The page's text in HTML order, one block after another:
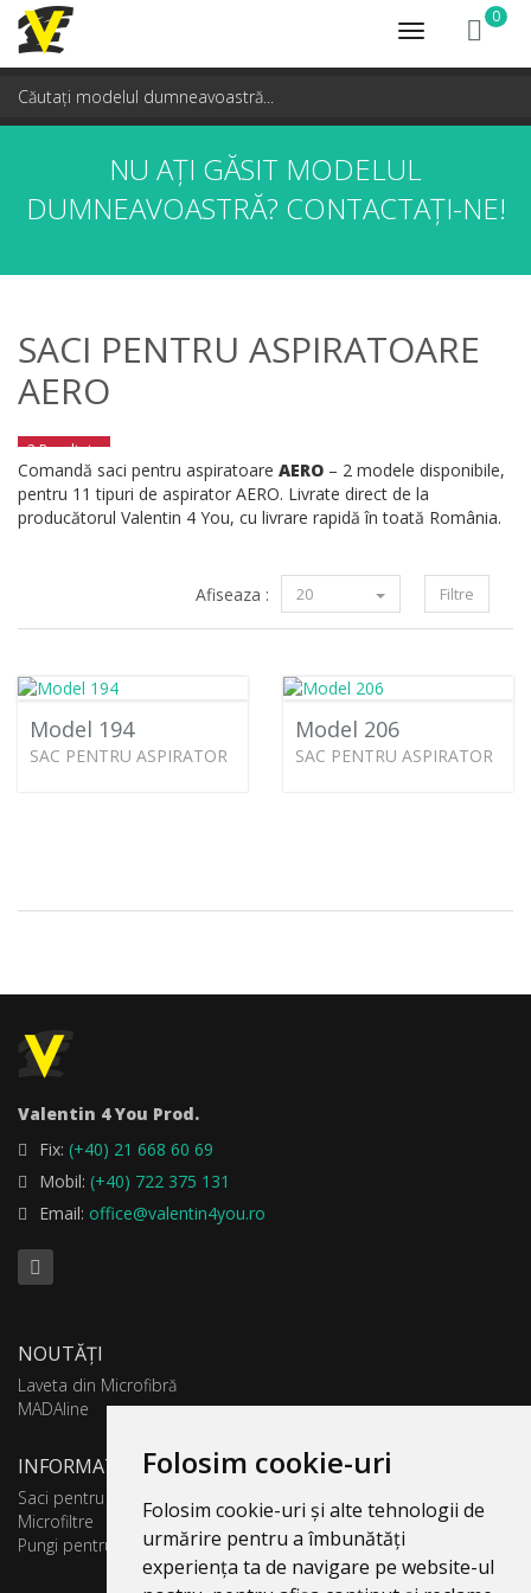
Folosim cookie-uri
Folosim cookie-uri și alte tehnologii de
urmărire pentru a îmbunătăți
experiența ta de navigare pe website-ul
Toggle
navigation
0
NU AȚI GĂSIT MODELUL
DUMNEAVOASTRĂ? CONTACTAȚI-NE!
SACI PENTRU ASPIRATOARE
AERO
2 Rezultate
Comandă saci pentru aspiratoare AERO – 2 modele disponibile,
pentru 11 tipuri de aspirator AERO. Livrate direct de la
producătorul Valentin 4 You, cu livrare rapidă în toată România.
Filtre
Afiseaza : 20
Model 194
SAC PENTRU ASPIRATOR
Model 206
SAC PENTRU ASPIRATOR
Valentin 4 You Prod.
Fix: (+40) 21 668 60 69
Mobil: (+40) 722 375 131
Email: office@valentin4you.ro
NOUTĂȚI
Laveta din Microfibră
MADAline
INFORMATII PRODUSE
Saci pentru aspirator
Microfiltre
Pungi pentru colectare praf